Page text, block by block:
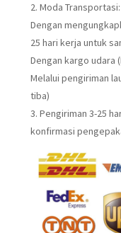
2. Moda Transportasi:
Dengan
25 hari kerja untuk
Dengan kargo udara
Melalui pengiriman
tiba)
3. Pengiriman 3-25
konfirmasi